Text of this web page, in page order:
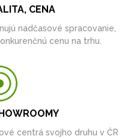
CENA
nadčasové spracovanie,
cenu na trhu.
centrá svojho druhu v ČR